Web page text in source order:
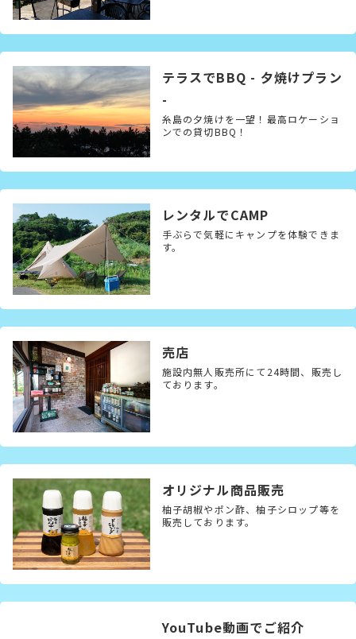
テラスでBBQ - 夕焼けプラン
-
糸島の夕焼けを一望！最高ロケーショ
ンでの貸切BBQ！
レンタルでCAMP
手ぶらで気軽にキャンプを体験できま
す。
売店
施設内無人販売所にて24時間、販売し
ております。
オリジナル商品販売
柚子胡椒やポン酢、柚子シロップ等を
販売しております。
YouTube動画でご紹介